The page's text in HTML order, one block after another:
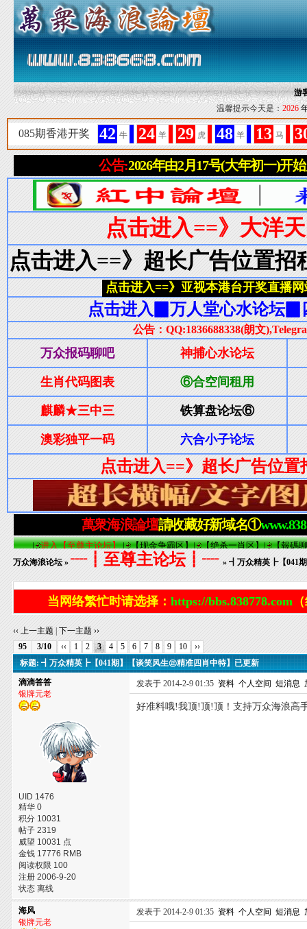
游
温馨提示今天是： 2026
万众海浪论坛»┈┋至尊主论坛┋┈» ┫万众精英┣【041
当网络繁忙时请选择： https://bbs.838778.com
‹‹ 上一主题 |下一主题 ››
95
3/10 ‹‹ 1 2 3 4 5 6 7 8 9 10
››
标题: ┫万众精英┣【041期】【谈笑风生㊣精准四肖中特】已更新
滴滴答答
银牌元老
UID 1476
精华 0
积分 10031
帖子 2319
威望 10031 点
金钱 17776 RMB
阅读权限 100
注册 2006-9-20
状态 离线
发表于 2014-2-9 01:35 资料 个人空间 短消息
好准料哦!我顶!顶!顶！支持万众海浪高
海风
银牌元老
发表于 2014-2-9 01:35 资料 个人空间 短消息